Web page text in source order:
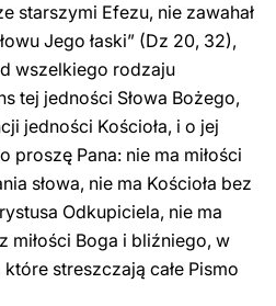
starszymi Efezu, nie zawahał
Jego łaski” (Dz 20, 32),
wszelkiego rodzaju
tej jedności Słowa Bożego,
jedności Kościoła, i o jej
proszę Pana: nie ma miłości
słowa, nie ma Kościoła bez
Odkupiciela, nie ma
miłości Boga i bliźniego, w
streszczają całe Pismo